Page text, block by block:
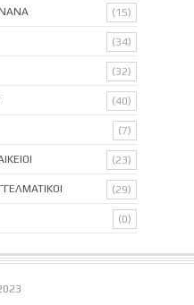
(15)
(34)
(32)
(40)
(7)
(23)
(29)
(0)